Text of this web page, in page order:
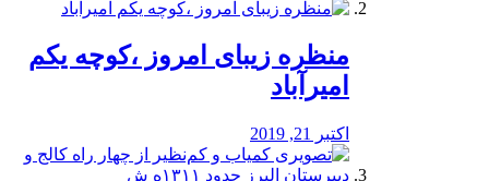
منظره‌‌ زیبای امروز ،کوچه یکم
امیرآباد
اکتبر 21, 2019